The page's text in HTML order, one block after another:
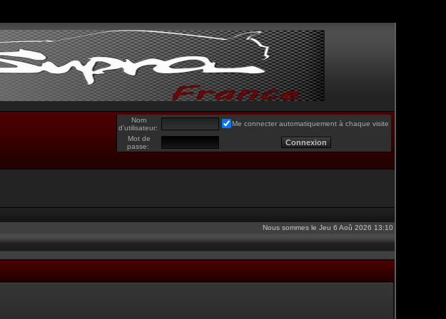
Nom
d’utilisateur:
Me connecter automatiquement à chaque visite
Mot de
passe:
Nous sommes le Jeu 6 Aoû 2026 13:10